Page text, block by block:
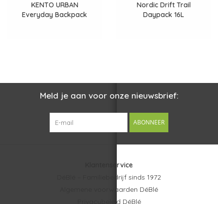
KENTO URBAN
Everyday Backpack
Nordic Drift Trail
Daypack 16L
Meld je aan voor onze nieuwsbrief:
ABONNEER
Klantenservice
DéBlé – Familiebedrijf sinds 1972
Algemene voorwaarden DéBlé
Privacybeleid DéBlé